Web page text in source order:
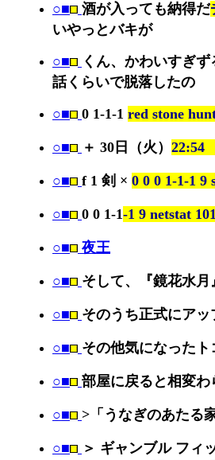
○■ 酒が入っても納得だ
いやっとバキが
○■ くん、かわいすぎず
話くらいで脱落したの
○■ 0 1-1-1 red stone
○■ ＋ 30日（火） 22:54
○■ f 1 剣 × 0 0 0 1-1-1 9
○■ 0 0 1-1-1 9 netstat
○■ 夜王
○■ そして、『鏡花水
○■ そのうち正式にア
○■ その他気になった
○■ 部屋に戻ると相変
○■ >「うなぎのあたる
○■ ＞ ギャンブル フィ